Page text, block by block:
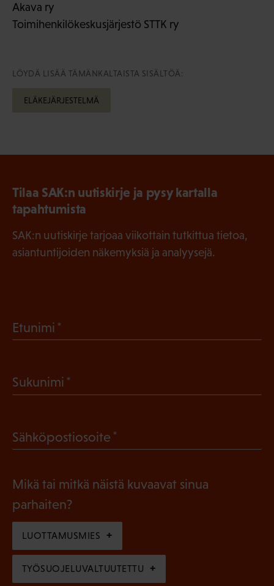
Akava ry
Toimihenkilökeskusjärjestö STTK ry
LÖYDÄ LISÄÄ TÄMÄNKALTAISTA SISÄLTÖÄ:
ELÄKEJÄRJESTELMÄ
Tilaa SAK:n uutiskirje ja pysy kartalla
tapahtumista
SAK:n uutiskirje tarjoaa viikottain tutkittua tietoa,
asiantuntijoiden näkemyksiä ja analyysejä.
Etunimi
l
n
e
)
Sukunimi
P
k
l
i
n
e
n
Sähköpostiosoite
l
i
Mikä tai mitkä näistä kuvaavat sinua
parhaiten?
LUOTTAMUSMIES
TYÖSUOJELUVALTUUTETTU